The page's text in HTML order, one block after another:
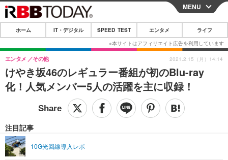
CLOSE
ホーム
IT・デジタル
IT・デジタルTOP スマートフォン
ショッピング その他
SPEED TEST
エンタメTOP 映画・ドラマ
ライフTOP
リリース一覧
MENU
ホーム IT・デジタル SPEED TEST エンタメ ライフ
けやき坂46のレギュラー番組が初のBlu-ray
化！人気メンバー5人の活躍を主に収録！
エンタメ その他
注目記事
10G光回線導入レポ
2021.2.15（月）14:14